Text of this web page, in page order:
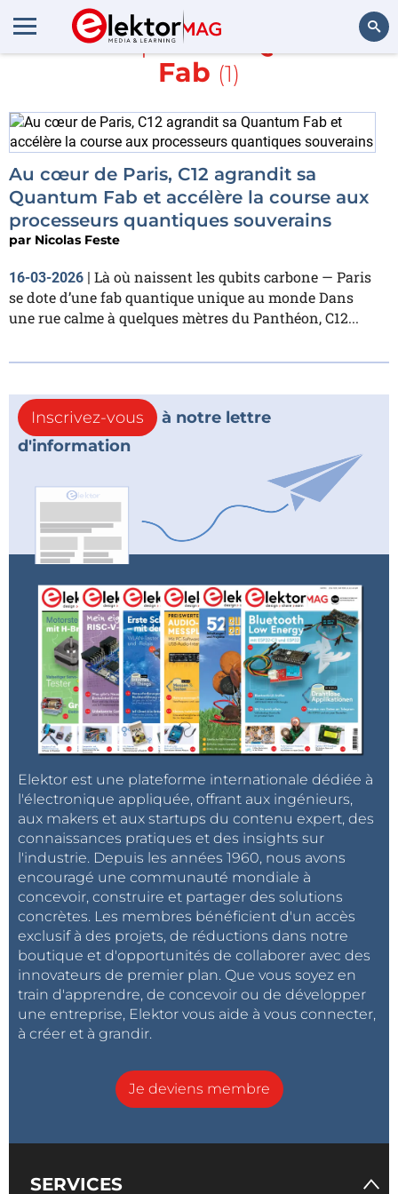
En savoir plus sur
Quantum
Fab (1)
Au cœur de Paris, C12 agrandit sa
Quantum Fab et accélère la course aux
processeurs quantiques souverains
par Nicolas Feste
16-03-2026 | Là où naissent les qubits carbone — Paris
se dote d’une fab quantique unique au monde Dans
une rue calme à quelques mètres du Panthéon, C12...
Inscrivez-vous
à notre lettre
d'information
Elektor est une plateforme internationale dédiée à
l'électronique appliquée, offrant aux ingénieurs,
aux makers et aux startups du contenu expert, des
connaissances pratiques et des insights sur
l'industrie. Depuis les années 1960, nous avons
encouragé une communauté mondiale à
concevoir, construire et partager des solutions
concrètes. Les membres bénéficient d'un accès
exclusif à des projets, de réductions dans notre
boutique et d'opportunités de collaborer avec des
innovateurs de premier plan. Que vous soyez en
train d'apprendre, de concevoir ou de développer
une entreprise, Elektor vous aide à vous connecter,
à créer et à grandir.
Je deviens membre
SERVICES